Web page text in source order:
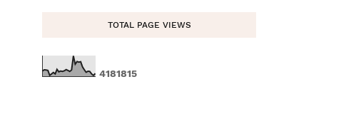
TOTAL PAGE VIEWS
4181815